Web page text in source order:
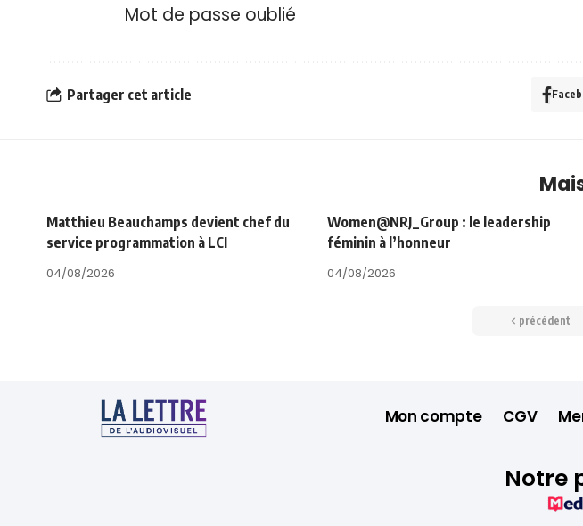
Mot de passe oublié
Partager cet article
Matthieu Beauchamps devient chef du
service programmation à LCI
04/08/2026
Women@NRJ_Group : le leadership
féminin à l’honneur
04/08/2026
précédent
Mon compte CGV
Notre